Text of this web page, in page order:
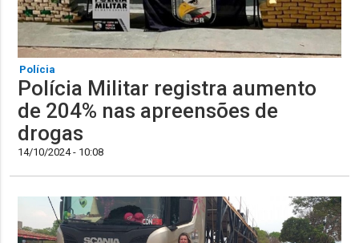
Polícia
Polícia Militar registra aumento
de 204% nas apreensões de
drogas
14/10/2024 - 10:08